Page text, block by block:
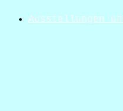
Ausstellungen